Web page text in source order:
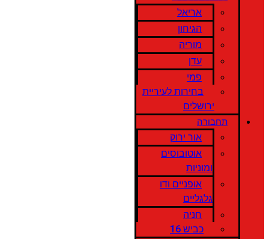
אריאל
הגיחון
מוריה
עדן
פמי
בחירות לעיריית
ירושלים
תחבורה
אור ירוק
אוטובוסים
ומוניות
אופניים ודו
גלגליים
חניה
כביש 16